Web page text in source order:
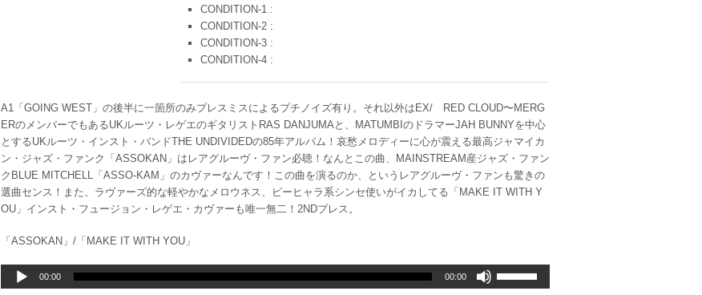
CONDITION-1 :
CONDITION-2 :
CONDITION-3 :
CONDITION-4 :
A1「GOING WEST」の後半に一箇所のみプレスミスによるプチノイズ有り。それ以外はEX/ RED CLOUD〜MERG
ERのメンバーでもあるUKルーツ・レゲエのギタリストRAS DANJUMAと、MATUMBIのドラマーJAH BUNNYを中心
とするUKルーツ・インスト・バンドTHE UNDIVIDEDの85年アルバム！哀愁メロディーに心が震える最高ジャマイカ
ン・ジャズ・ファンク「ASSOKAN」はレアグルーヴ・ファン必聴！なんとこの曲、MAINSTREAM産ジャズ・ファン
クBLUE MITCHELL「ASSO-KAM」のカヴァーなんです！この曲を演るのか、というレアグルーヴ・ファンも驚きの
選曲センス！また、ラヴァーズ的な軽やかなメロウネス、ピーヒャラ系シンセ使いがイカしてる「MAKE IT WITH Y
OU」インスト・フュージョン・レゲエ・カヴァーも唯一無二！2NDプレス。
「ASSOKAN」/「MAKE IT WITH YOU」
声
00:00 00:00
ボ
リ